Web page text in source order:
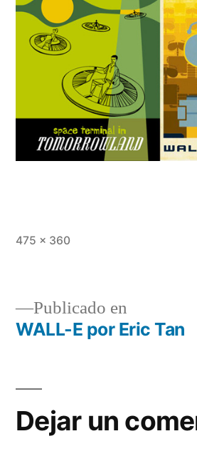
Tamaño
475 × 360
Navegación
entradas
Publicado en
WALL-E por Eric Tan
Dejar un